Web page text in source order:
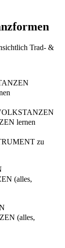
Trad- &
lernen
zu
(alles,
(alles,